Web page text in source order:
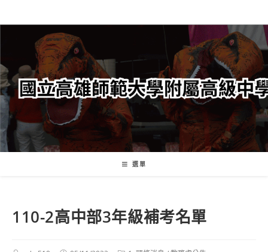
轉
要
內
容
選單
110-2高中部3年級補考名單